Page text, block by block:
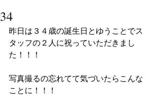
34
昨日は３４歳の誕生日とゆうことでス
タッフの２人に祝っていただきまし
た！！！
写真撮るの忘れてて気づいたらこんな
ことに！！！